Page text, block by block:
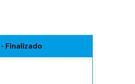
- Finalizado